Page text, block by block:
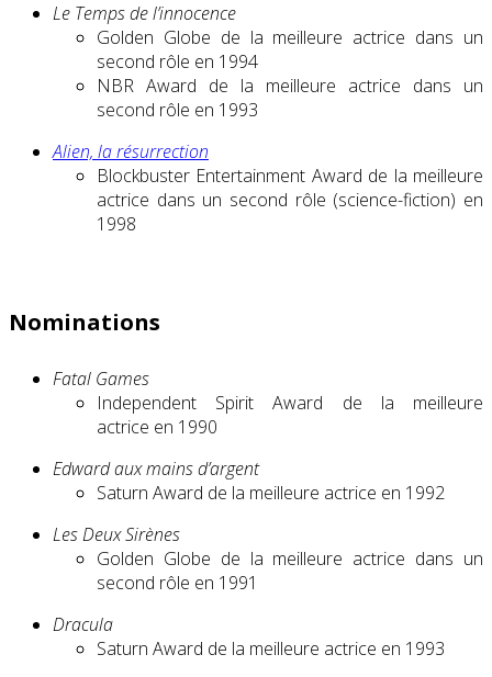
Le Temps de l’innocence
Golden Globe de la meilleure actrice dans un
second rôle en 1994
NBR Award de la meilleure actrice dans un
second rôle en 1993
Alien, la résurrection
Blockbuster Entertainment Award de la meilleure
actrice dans un second rôle (science-fiction) en
1998
Nominations
Fatal Games
Independent Spirit Award de la meilleure
actrice en 1990
Edward aux mains d’argent
Saturn Award de la meilleure actrice en 1992
Les Deux Sirènes
Golden Globe de la meilleure actrice dans un
second rôle en 1991
Dracula
Saturn Award de la meilleure actrice en 1993